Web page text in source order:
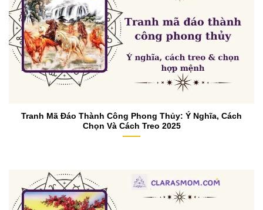
Tranh Mã Đáo Thành Công Phong Thủy: Ý Nghĩa, Cách
Chọn Và Cách Treo 2025